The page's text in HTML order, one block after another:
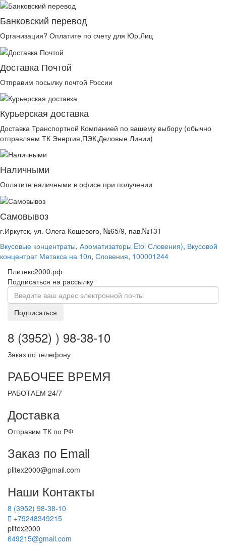
Банковский перевод
Организация? Оплатите по счету для Юр.Лиц
Доставка Почтой
Отправим посылку почтой России
Курьерская доставка
Доставка Транспортной Компанией по вашему выбору (обычно
отправляем ТК Энергия,ПЭК,Деловые Линии)
Наличными
Оплатите наличными в офисе при получении
Самовывоз
г.Иркутск, ул. Олега Кошевого, №65/9, пав.№131
Вкусовые концентраты, Ароматизаторы Etol Словения), Вкусовой
концентрат Метакса на 10л, Словения, 100001244
Плитекс2000.рф
Подписаться на рассылку
Подписаться
8 (3952) ) 98-38-10
Заказ по телефону
РАБОЧЕЕ ВРЕМЯ
РАБОТАЕМ 24/7
Доставка
Отправим ТК по РФ
Заказ по Email
plitex2000@gmail.com
Наши Контакты
8 (3952) 98-38-10
+79248349215
plitex2000
649215@gmail.com